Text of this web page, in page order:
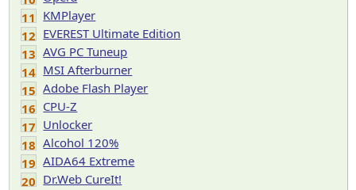
11 KMPlayer
12 EVEREST Ultimate Edition
13 AVG PC Tuneup
14 MSI Afterburner
15 Adobe Flash Player
16 CPU-Z
17 Unlocker
18 Alcohol 120%
19 AIDA64 Extreme
20 Dr.Web CureIt!